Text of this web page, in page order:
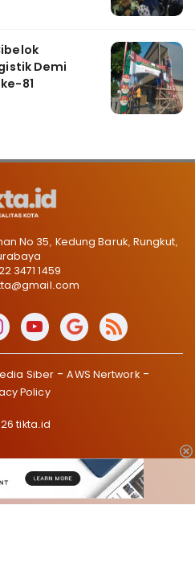
Demi
81
No 35, Kedung Baruk, Rungkut,
3471 1459
Siber
AWS Nertwork
Policy
tikta.id